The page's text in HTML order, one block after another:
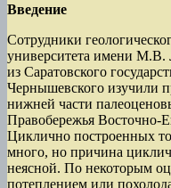
Введение
Сотрудники
университета имени М.В.
из Саратовского
Чернышевского изучили
нижней части
Правобережья Восточно-
Циклично построенных
много, но причина
неясной. По некоторым
потеплением или